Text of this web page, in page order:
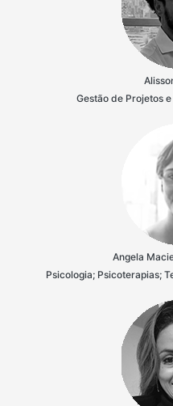
Gestão de Projetos
Angela
Psicologia; Psicoterapias;